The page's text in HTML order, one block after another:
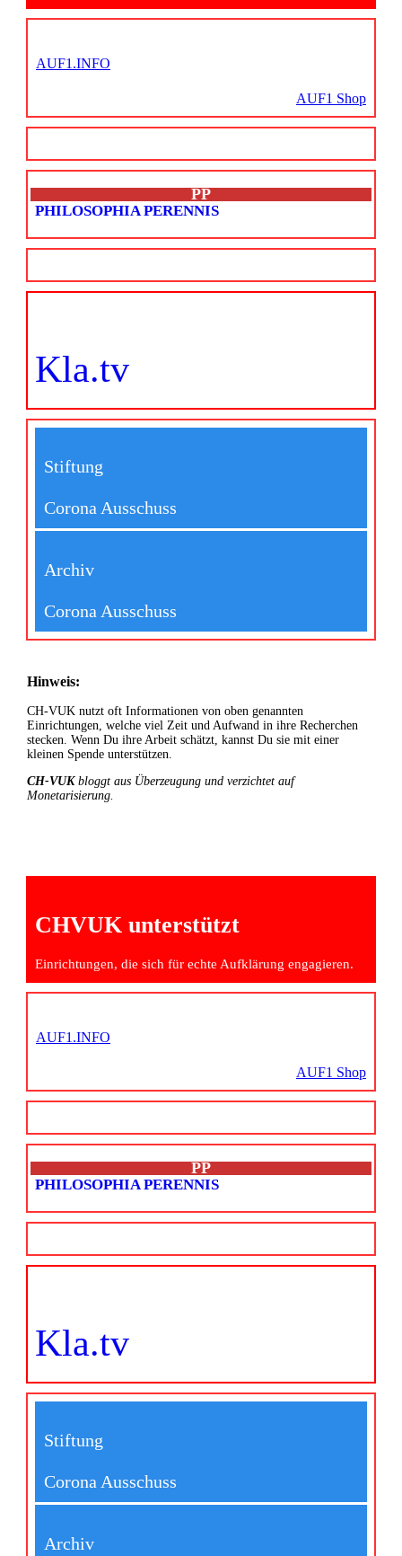
AUF1.INFO
AUF1 Shop
PP
PHILOSOPHIA PERENNIS
Kla.tv
Stiftung
Corona Ausschuss
Archiv
Corona Ausschuss
Hinweis:
CH-VUK nutzt oft Informationen von oben genannten
Einrichtungen, welche viel Zeit und Aufwand in ihre Recherchen
stecken. Wenn Du ihre Arbeit schätzt, kannst Du sie mit einer
kleinen Spende unterstützen.
CH-VUKbloggt aus Überzeugung und verzichtet auf
Monetarisierung.
CHVUK unterstützt
Einrichtungen, die sich für echte Aufklärung engagieren.
AUF1.INFO
AUF1 Shop
PP
PHILOSOPHIA PERENNIS
Kla.tv
Stiftung
Corona Ausschuss
Archiv